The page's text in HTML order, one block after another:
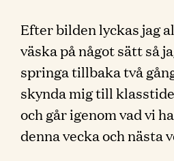
Efter bilden lyckas jag
väska på något sätt så
springa tillbaka två
skynda mig till
och går igenom vad vi
denna vecka och nästa